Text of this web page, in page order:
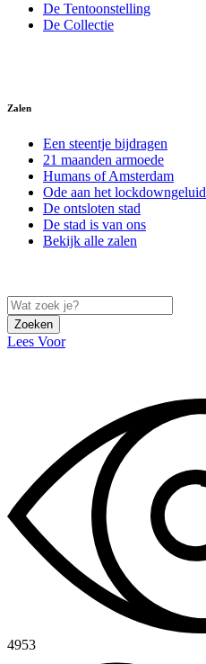
De Tentoonstelling
De Collectie
Zalen
Een steentje bijdragen
21 maanden armoede
Humans of Amsterdam
Ode aan het lockdowngeluid
De ontsloten stad
De stad is van ons
Bekijk alle zalen
Zoeken
Lees Voor
4953